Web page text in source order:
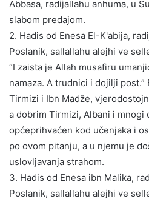
Abbasa, radijallahu anhuma, u
slabom predajom.
2. Hadis od Enesa El-K'abija,
Poslanik, sallallahu alejhi ve
“I zaista je Allah musafiru
namaza. A trudnici i dojilji post.”
Tirmizi i Ibn Madže,
a dobrim Tirmizi, Albani i mnogi
općeprihvaćen kod učenjaka i
po ovom pitanju, a u njemu je
uslovljavanja strahom.
3. Hadis od Enesa ibn Malika,
Poslanik, sallallahu alejhi ve